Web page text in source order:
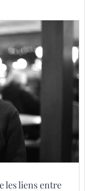
les liens entre